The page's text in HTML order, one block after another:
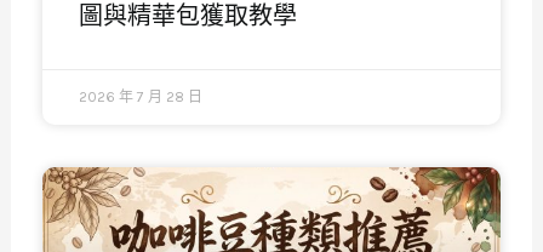
圖與精華包獲取教學
2026 年 7 月 28 日